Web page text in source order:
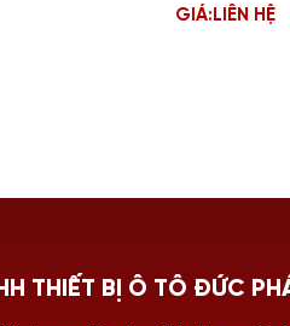
GIÁ: LIÊN HỆ
THIẾT BỊ Ô TÔ ĐỨC